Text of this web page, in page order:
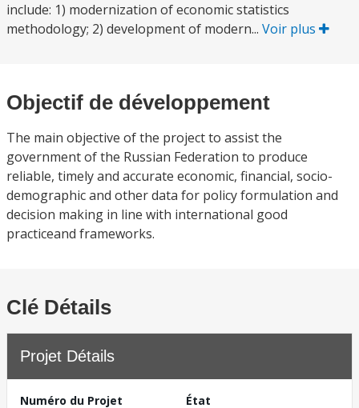
include: 1) modernization of economic statistics
methodology; 2) development of modern... Voir plus
Objectif de développement
The main objective of the project to assist the
government of the Russian Federation to produce
reliable, timely and accurate economic, financial, socio-
demographic and other data for policy formulation and
decision making in line with international good
practiceand frameworks.
Clé Détails
Projet Détails
Numéro du Projet
État